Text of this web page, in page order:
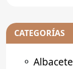
CATEGORÍAS
⚬ Albacete